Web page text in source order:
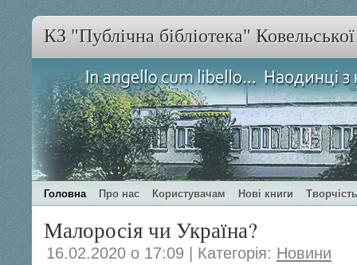
КЗ "Публічна бібліотека"
Головна Про нас Користувачам Нові книги
Малоросія чи Україна?
16.02.2020 о 17:09 | Категорія: Новини